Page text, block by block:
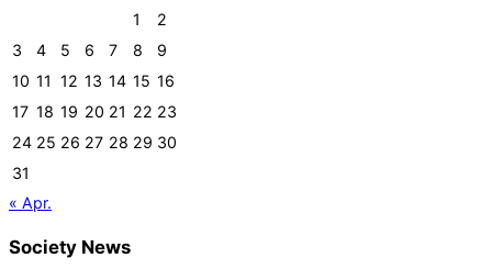
1
2
3
4 5 6 7 8
9
10 11 12 13 14 15 16
17 18 19 20 21 22 23
24 25 26 27 28 29 30
31
« Apr.
Society News